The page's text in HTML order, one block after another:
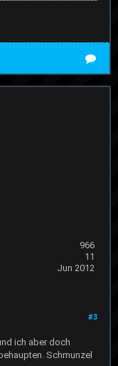
966
11
Jun 2012
#3
ich aber doch
Schmunzel